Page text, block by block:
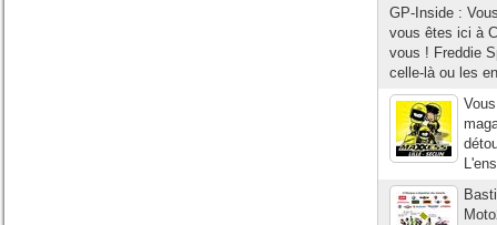
GP-Inside :
vous êtes ici à
vous ! Freddie
celle-là ou les